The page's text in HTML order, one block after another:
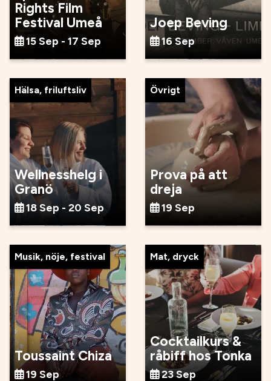
Rights Film
Festival Umeå
15 Sep - 17 Sep
Joep Beving
16 Sep
Hälsa, friluftsliv
Wellnesshelg i
Granö
18 Sep - 20 Sep
Övrigt
Prova på att
dreja
19 Sep
Musik, nöje, festival
Toussaint Chiza
19 Sep
Mat, dryck
Cocktailkurs &
råbiff hos Tonka
23 Sep